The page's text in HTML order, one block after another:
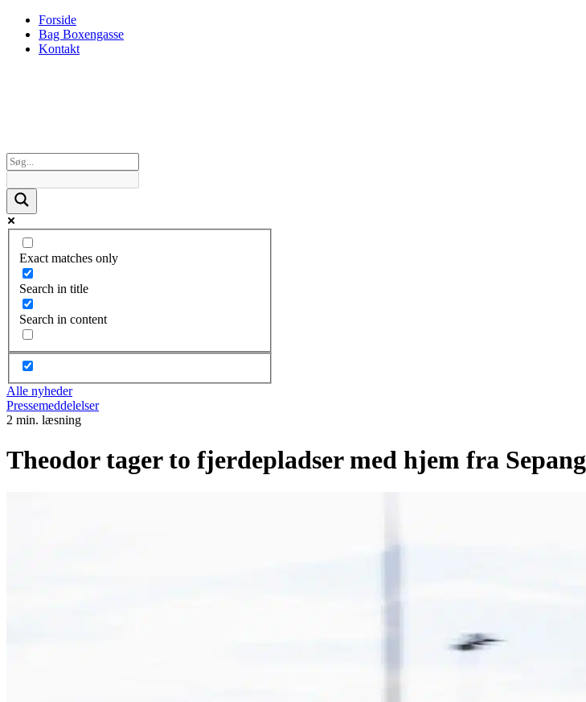
Forside
Bag Boxengasse
Kontakt
Exact matches only
Search in title
Search in content
Alle nyheder
Pressemeddelelser
2 min. læsning
Theodor tager to fjerdepladser med hjem fra Sepang